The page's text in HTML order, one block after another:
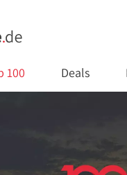
100 Deals